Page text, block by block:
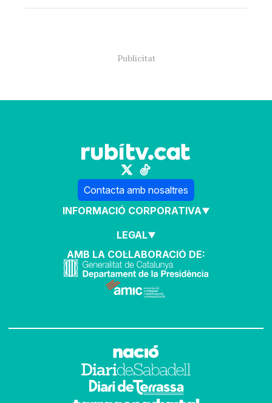
Contacta amb nosaltres
INFORMACIÓ CORPORATIVA
LEGAL
AMB LA COL·LABORACIÓ DE: